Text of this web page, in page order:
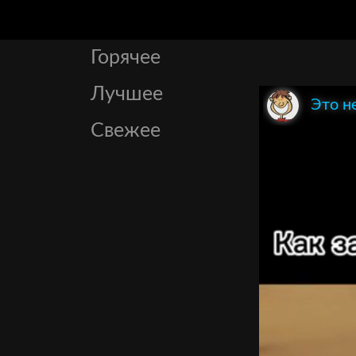
Горячее
Лучшее
Свежее
Это